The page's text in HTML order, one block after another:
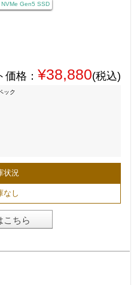
NVMe Gen5 SSD
価格： ¥38,880(税込)
ック
状況
なし
こちら